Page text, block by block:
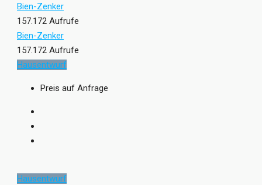
Bien-Zenker
157.172 Aufrufe
Bien-Zenker
157.172 Aufrufe
Hausentwurf
Preis auf Anfrage
Hausentwurf